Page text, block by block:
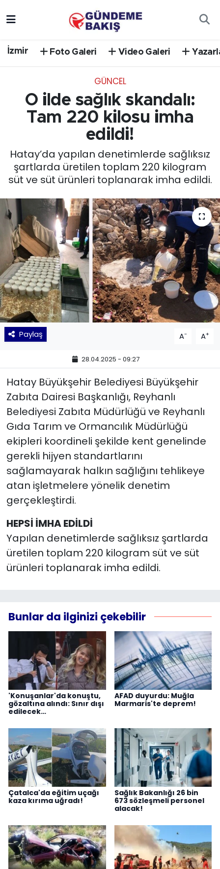
İzmir Foto Galeri Video Galeri
GÜNCEL
O ilde sağlık skandalı:
Tam 220 kilosu imha
edildi!
Hatay’da yapılan denetimlerde sağlıksız
şartlarda üretilen toplam 220 kilogram
süt ve süt ürünleri toplanarak imha edildi.
Paylaş A- A+
28.04.2025 - 09:27
Hatay Büyükşehir Belediyesi Büyükşehir
Zabıta Dairesi Başkanlığı, Reyhanlı
Belediyesi Zabıta Müdürlüğü ve Reyhanlı
Gıda Tarım ve Ormancılık Müdürlüğü
ekipleri koordineli şekilde kent genelinde
gerekli hijyen standartlarını
sağlamayarak halkın sağlığını tehlikeye
atan işletmelere yönelik denetim
gerçekleştirdi.
HEPSİ İMHA EDİLDİ
Yapılan denetimlerde sağlıksız şartlarda
üretilen toplam 220 kilogram süt ve süt
ürünleri toplanarak imha edildi.
Bunlar da ilginizi çekebilir
'Konuşanlar'da konuştu,
gözaltına alındı: Sınır dışı
edilecek…
AFAD duyurdu: Muğla
Marmaris'te deprem!
Çatalca'da eğitim uçağı
kaza kırıma uğradı!
Sağlık Bakanlığı 26 bin
673 sözleşmeli personel
alacak!
EGE
EKONOMİ
GÜNCEL
KÜLTÜR SANAT
MAGAZİN
POLİTİKA
SAĞLIK
Siyaset
TEKNOLOJİ
Yaşam
YEREL POLİTİKA
YEREL YÖNETİMLER
Yurt
Süper Lig Puan Durumu ve Fikstür
Tüm Manşetler
Son Dakika Haberleri